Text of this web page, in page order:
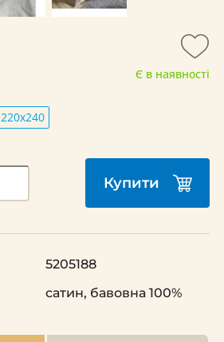
Є в наявності
220х240
Купити
5205188
сатин, бавовна 100%